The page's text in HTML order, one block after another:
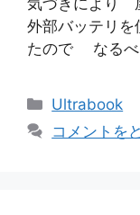
外部バッテリを
たので なる
カ
Ultrabook
コメントを